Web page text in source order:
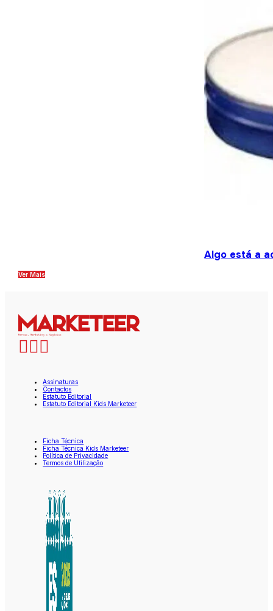
Algo está a
Ver Mais
Assinaturas
Contactos
Estatuto Editorial
Estatuto Editorial Kids Marketeer
Ficha Técnica
Ficha Técnica Kids Marketeer
Política de Privacidade
Termos de Utilização